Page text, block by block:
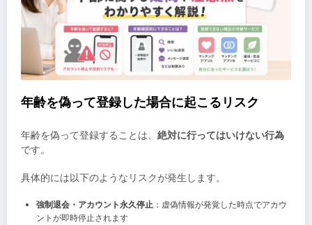
年齢を偽って登録した場合に起こるリスク
年齢を偽って登録することは、 絶対に行ってはいけない行為
です。
具体的には以下のようなリスクが発生します。
強制退会・アカウント永久停止 ：虚偽情報が発覚した時点でアカウ
ントが即時停止されます